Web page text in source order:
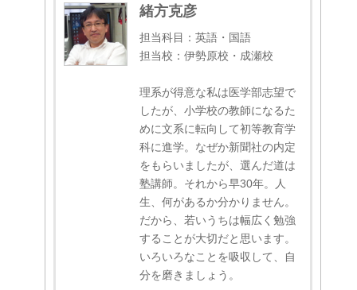
緒方克彦
担当科目：英語・国語
担当校：伊勢原校・成瀬校
理系が得意な私は医学部志望で
したが、小学校の教師になるた
めに文系に転向して初等教育学
科に進学。なぜか新聞社の内定
をもらいましたが、選んだ道は
塾講師。それから早30年。人
生、何があるか分かりません。
だから、若いうちは幅広く勉強
することが大切だと思います。
いろいろなことを吸収して、自
分を磨きましょう。